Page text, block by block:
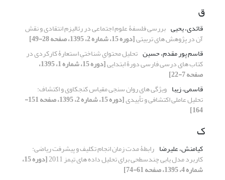
ق
قائدی، یحیی بررسی فلسفۀ علوم اجتماعی در رئالیزم انتقادی و نقش
آن در پژوهش های تربیتی[دوره 15، شماره 2، 1395، صفحه 28-49]
قاسم پور مقدم، حسین تحلیل محتوایِ شناختیِ استعارۀ کارکردی در
کتاب های درسی فارسی دورۀ ابتدایی [دوره 15، شماره 1، 1395،
صفحه 7-22]
قاسمی، زیبا ویژگی های روان سنجی مقیاس کنجکاوی و اکتشاف:
تحلیل عاملی اکتشافی و تأییدی [دوره 15، شماره 2، 1395، صفحه 151-
164]
ک
کیامنش، علیرضا رابطۀ مدت زمان انجام تکلیف و پیشرفت ریاضی:
کاربرد مدل یابی چندسطحی برای تحلیل داده های تیمز 2011 [دوره 15،
شماره 4، 1395، صفحه 61-74]